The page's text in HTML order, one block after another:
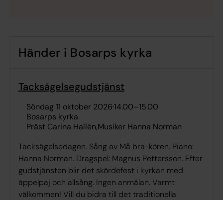
Händer i Bosarps kyrka
Tacksägelsegudstjänst
söndag 11 oktober 2026·14.00–15.00
Bosarps kyrka
Präst Carina Hallén Musiker Hanna Norman
Tacksägelsedagen. Sång av Må bra-kören. Piano:
Hanna Norman. Dragspel: Magnus Pettersson. Efter
gudstjänsten blir det skördefest i kyrkan med
äppelpaj och allsång. Ingen anmälan. Varmt
välkommen! Vill du bidra till det traditionella